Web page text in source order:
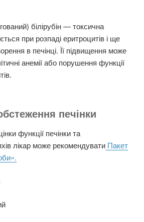
білірубін — токсична
при розпаді еритроцитів і ще
в печінці. Її підвищення може
анемії або порушення функції
печінки
функції печінки та
лікар може рекомендувати Пакет